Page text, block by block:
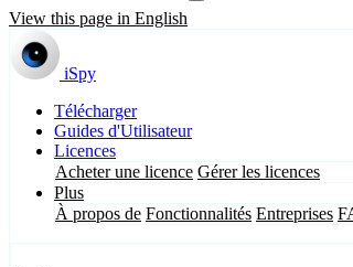
View this page in English
iSpy
Télécharger
Guides d'Utilisateur
Licences
Acheter une licence Gérer les licences
Plus
À propos de Fonctionnalités Entreprises